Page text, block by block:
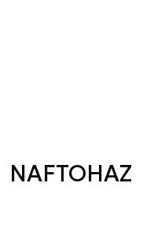
NAFTOHAZ